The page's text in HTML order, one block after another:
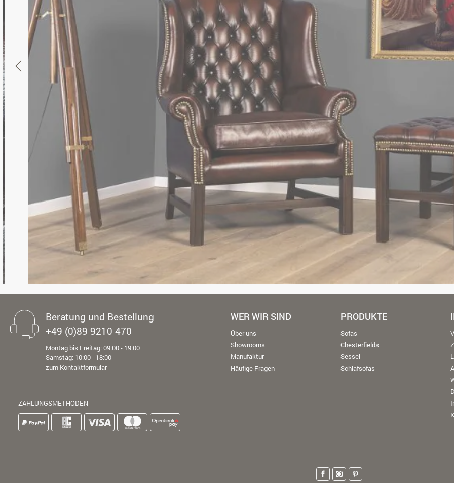
Beratung und Bestellung
+49 (0)89 9210 470
Montag bis Freitag: 09:00 - 19:00
Samstag: 10:00 - 18:00
zum Kontaktformular
ZAHLUNGSMETHODEN
WER WIR SIND
Über uns
Showrooms
Manufaktur
Häufige Fragen
PRODUKTE
Sofas
Chesterfields
Sessel
Schlafsofas